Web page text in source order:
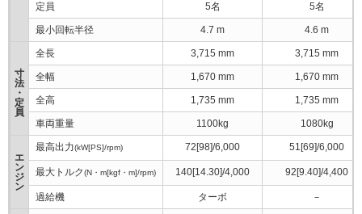
定員 5名 5名
最小回転半径 4.7 m 4.6 m
寸
法
・
定
員
全長 3,715 mm 3,715 mm
全幅 1,670 mm 1,670 mm
全高 1,735 mm 1,735 mm
車両重量 1100kg 1080kg
エ
ン
ジ
ン
最高出力(kW[PS]/rpm) 72[98]/6,000 51[69]/6,000
最大トルク(N・m[kgf・m]/rpm) 140[14.30]/4,000 92[9.40]/4,400
過給機 ターボ －